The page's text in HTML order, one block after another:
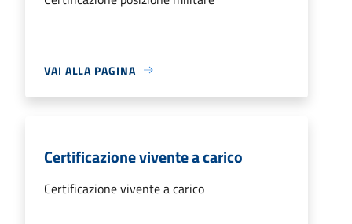
VAI ALLA PAGINA
Certificazione vivente a carico
Certificazione vivente a carico